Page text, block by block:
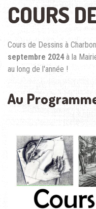
COURS
Cours de Dessins à
septembre 2024 à la
au long de l'année !
Au